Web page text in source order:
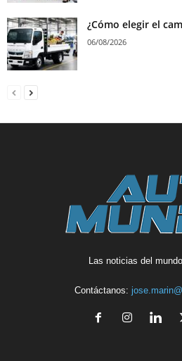
¿Cómo elegir el
06/08/2026
Las noticias del
Contáctanos: